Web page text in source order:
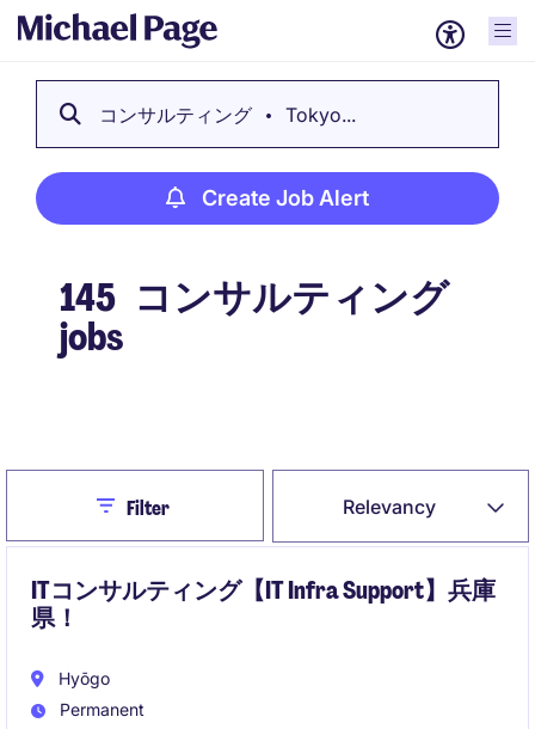
コンサルティング Tokyo...
Create Job Alert
145 コンサルティング
jobs
Relevancy
CloseFilter
ITコンサルティング【IT Infra Support】兵庫
県！
Hyōgo
Permanent